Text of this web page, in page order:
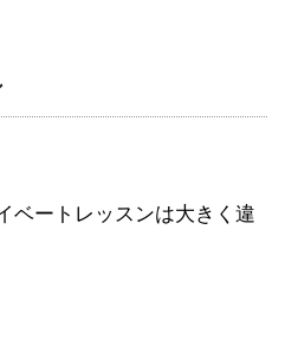
ベートレッスンは大きく違